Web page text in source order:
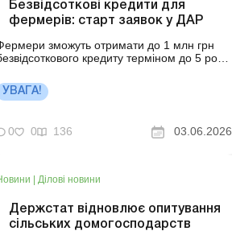
Безвідсоткові кредити для
фермерів: старт заявок у ДАР
зможуть отримати до 1 млн грн
кредиту терміном до 5 років
повернення бюджетних
Прийом заявок – до 2 липня 2026
як ...
УВАГА!
0 0 136 03.06.2026
| Ділові новини
Держстат відновлює опитування
сільських домогосподарств